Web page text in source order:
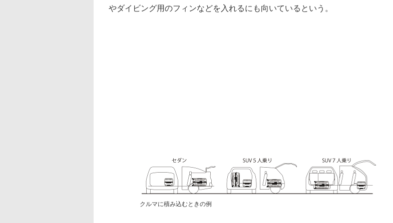
やダイビング用のフィンなどを入れるにも向いているという。
クルマに積み込むときの例